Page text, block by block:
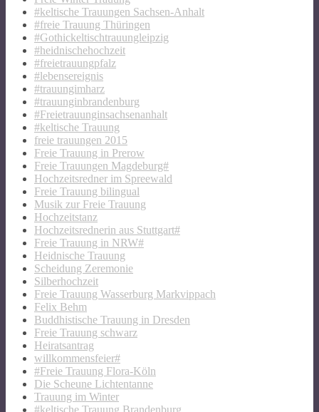
#keltische Trauungen Sachsen-Anhalt
#freie Trauung Thüringen
#Gothickeltischtrauungleipzig
#heidnischehochzeit
#freietrauungpfalz
#lebensereignis
#trauungimharz
#trauunginbrandenburg
#Freietrauunginsachsenanhalt
#keltische Trauung
freie trauungen 2015
Freie Trauung in Prerow
Freie Trauungen Magdeburg#
Hochzeitsredner im Spreewald
Freie Trauung bilingual
Musik zur Freie Trauung
Hochzeitstanz
Hochzeitsrednerin aus Stuttgart#
Freie Trauung in NRW#
Heidnische Trauung
Scheidung Zeremonie
Silberhochzeit
Freie Trauung Wasserburg Markvippach
Felix Behm
Buddhistische Trauung in Dresden
Freie Trauung schwarz
Heiratsantrag
willkommensfeier#
#Freie Trauung Flora-Köln
Die Scheune Lichtentanne
Trauung im Winter
#keltische Trauung Brandenburg